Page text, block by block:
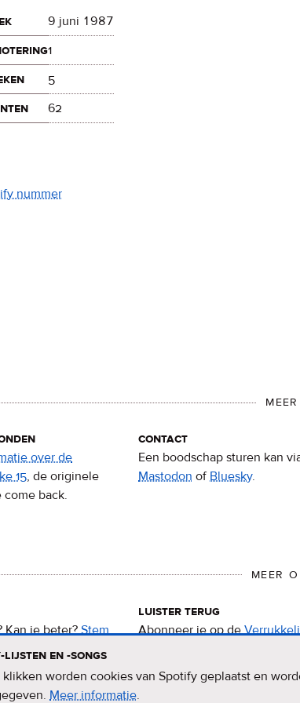
9 juni 1987
1
5
62
nummer
over de
15, de originele
come back.
contact
Een boodschap sturen kan
Mastodon ofBluesky.
MEER
Kan ie beter?Stem
15.
luister terug
Abonneer je op de
en -songs
klikken worden cookies van Spotify geplaatst en
Meer informatieover
.